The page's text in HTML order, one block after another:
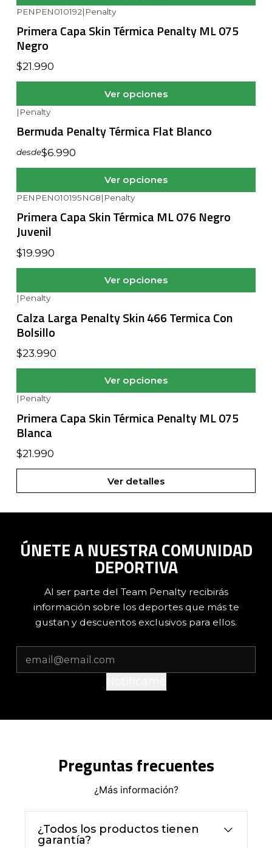
PENPEN010192| Penalty
Primera Capa Skin Térmica Penalty ML 075
Negro
$21.990
Ver opciones
| Penalty
Bermuda Penalty Térmica Flat Blanco
desde$6.990
Ver opciones
PENPEN010195NG8| Penalty
Primera Capa Skin Térmica ML 076 Negro
Juvenil
$19.990
Ver opciones
| Penalty
Calza Larga Penalty Skin 466 Termica Con
Bolsillo
$23.990
Ver opciones
| Penalty
Primera Capa Skin Térmica Penalty ML 075
Blanca
$21.990
Ver detalles
ÚNETE A NUESTRA COMUNIDAD
DEPORTIVA
Al ser parte del Team Penalty recibirás
información sobre los deportes que más te
gustan y descuentos exclusivos para ellos.
Preguntas frecuentes
¿Más información?
¿Todos los productos tienen
garantía?